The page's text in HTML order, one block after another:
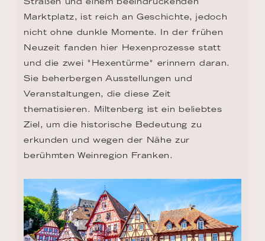
Marktplatz, ist reich an Geschichte, jedoch
nicht ohne dunkle Momente. In der frühen
Neuzeit fanden hier Hexenprozesse statt
und die zwei "Hexentürme" erinnern daran.
Sie beherbergen Ausstellungen und
Veranstaltungen, die diese Zeit
thematisieren. Miltenberg ist ein beliebtes
Ziel, um die historische Bedeutung zu
erkunden und wegen der Nähe zur
berühmten Weinregion Franken.